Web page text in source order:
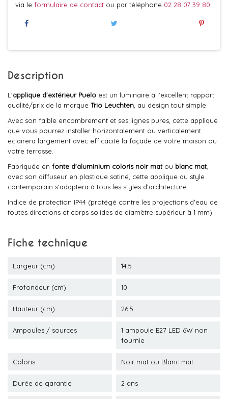
via le formulaire de contact ou par téléphone 02 28 07 39 80
Description
L'applique d'extérieur Puelo est un luminaire à l'excellent rapport
qualité/prix de la marque Trio Leuchten , au design tout simple.
Avec son faible encombrement et ses lignes pures, cette applique
que vous pourrez installer horizontalement ou verticalement
éclairera largement avec efficacité la façade de votre maison ou
votre terrasse.
Fabriquée en fonte d'aluminium coloris noir mat ou blanc mat,
avec son diffuseur en plastique satiné, cette applique au style
contemporain s'adaptera à tous les styles d'architecture.
Indice de protection IP44 (protégé contre les projections d'eau de
toutes directions et corps solides de diamètre supérieur à 1 mm).
Fiche technique
Largeur (cm) 14.5
Profondeur (cm) 10
Hauteur (cm) 26.5
Ampoules / sources
1 ampoule E27 LED 6W non
fournie
Coloris Noir mat ou Blanc mat
Durée de garantie 2 ans